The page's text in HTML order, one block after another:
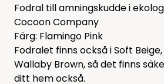
Fodral till amningskudde i
Cocoon Company
Färg: Flamingo Pink
Fodralet finns också iSoft Beige,
Wallaby Brown, så det finns
ditt hem också.